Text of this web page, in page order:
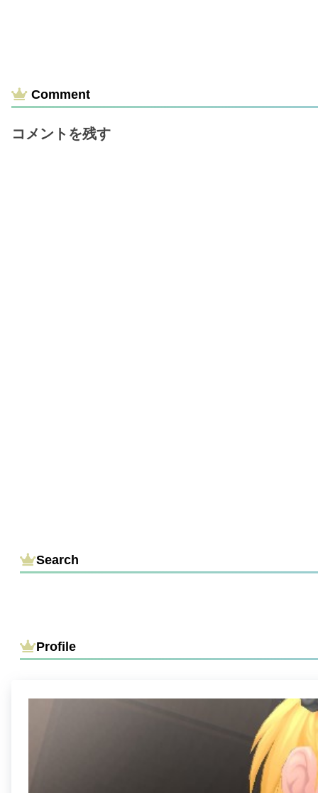
Comment
コメントを残す
Search
Profile